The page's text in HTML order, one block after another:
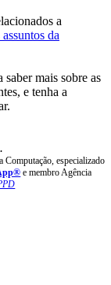
a
da
mais sobre as
e tenha a
Computação, especializado
e membro Agência